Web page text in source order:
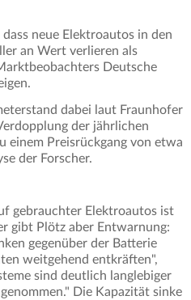
neue Elektroautos in den
an Wert verlieren als
Deutsche
dabei laut Fraunhofer
der jährlichen
einem Preisrückgang von etwa
der Forscher.
gebrauchter Elektroautos ist
gibt Plötz aber Entwarnung:
gegenüber der Batterie
weitgehend entkräften",
sind deutlich langlebiger
Die Kapazität sinke